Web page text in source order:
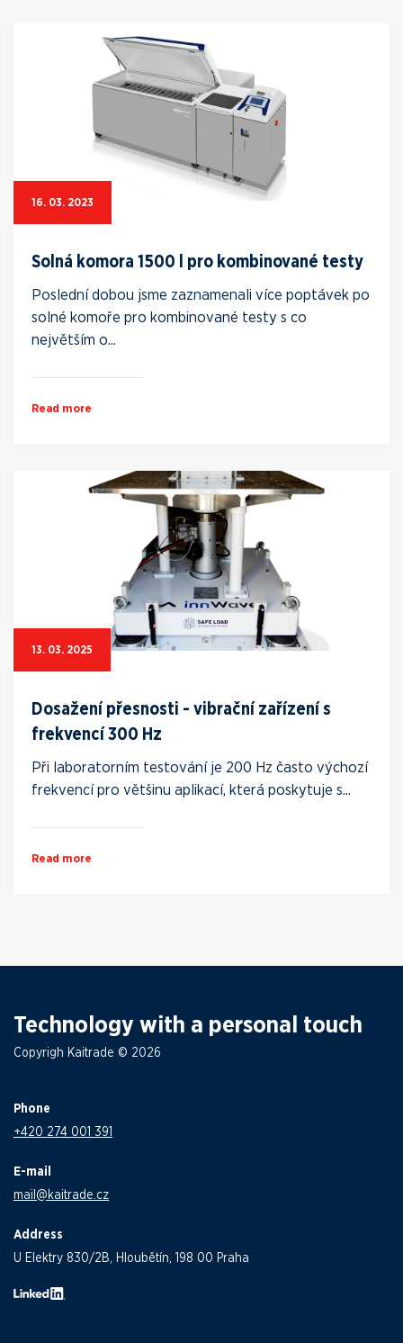
16. 03. 2023
Solná komora 1500 l pro kombinované testy
Poslední dobou jsme zaznamenali více poptávek po
solné komoře pro kombinované testy s co
největším o...
Read more
13. 03. 2025
Dosažení přesnosti - vibrační zařízení s
frekvencí 300 Hz
Při laboratorním testování je 200 Hz často výchozí
frekvencí pro většinu aplikací, která poskytuje s...
Read more
Technology with a personal touch
Copyrigh Kaitrade © 2026
Phone
+420 274 001 391
E-mail
mail@kaitrade.cz
Address
U Elektry 830/2B, Hloubětín, 198 00 Praha